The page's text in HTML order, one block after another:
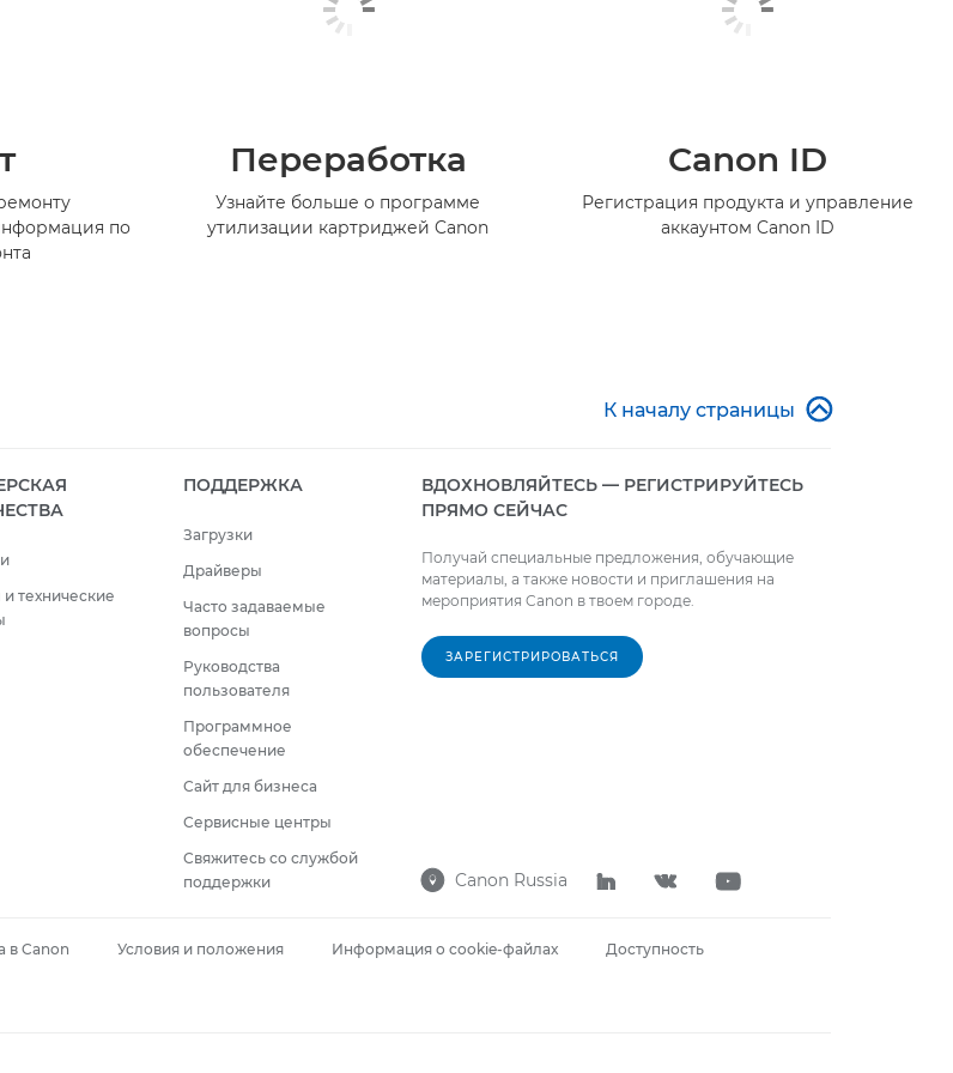
по
Переработка
Узнайте больше о программе
утилизации картриджей Canon
Canon ID
Регистрация продукта и управление
аккаунтом Canon ID
К началу страницы 
технические
ПОДДЕРЖКА
Загрузки
Драйверы
Часто задаваемые
вопросы
Руководства
пользователя
Программное
обеспечение
Сайт для бизнеса
Сервисные центры
Свяжитесь со службой
поддержки
ВДОХНОВЛЯЙТЕСЬ — РЕГИСТРИРУЙТЕСЬ
ПРЯМО СЕЙЧАС
Получай специальные предложения, обучающие
материалы, а также новости и приглашения на
мероприятия Canon в твоем городе.
ЗАРЕГИСТРИРОВАТЬСЯ
 Canon Russia   
в Canon Условия и положения Информация о cookie-файлах Доступность